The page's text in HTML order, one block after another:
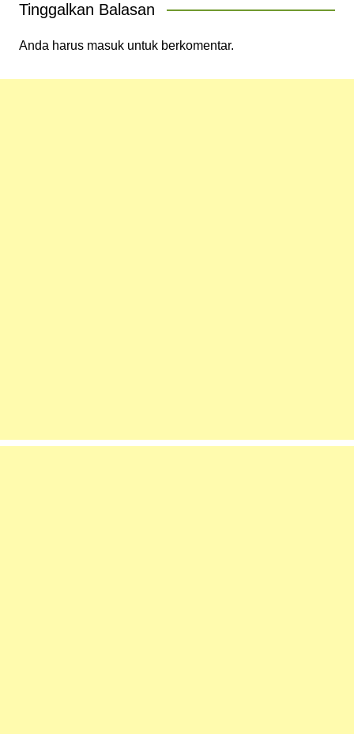
Tinggalkan Balasan
Anda harus masukuntuk berkomentar.